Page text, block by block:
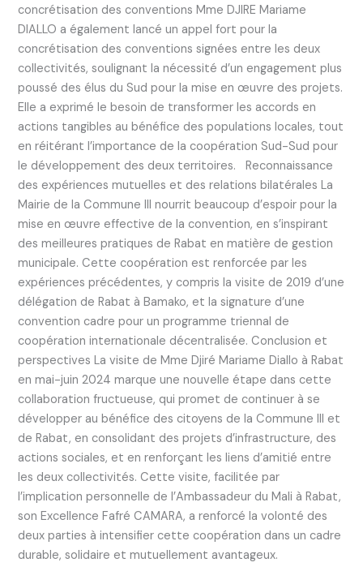
concrétisation des conventions Mme DJIRE Mariame
DIALLO a également lancé un appel fort pour la
concrétisation des conventions signées entre les deux
collectivités, soulignant la nécessité d’un engagement plus
poussé des élus du Sud pour la mise en œuvre des projets.
Elle a exprimé le besoin de transformer les accords en
actions tangibles au bénéfice des populations locales, tout
en réitérant l’importance de la coopération Sud-Sud pour
le développement des deux territoires. Reconnaissance
des expériences mutuelles et des relations bilatérales La
Mairie de la Commune III nourrit beaucoup d’espoir pour la
mise en œuvre effective de la convention, en s’inspirant
des meilleures pratiques de Rabat en matière de gestion
municipale. Cette coopération est renforcée par les
expériences précédentes, y compris la visite de 2019 d’une
délégation de Rabat à Bamako, et la signature d’une
convention cadre pour un programme triennal de
coopération internationale décentralisée. Conclusion et
perspectives La visite de Mme Djiré Mariame Diallo à Rabat
en mai-juin 2024 marque une nouvelle étape dans cette
collaboration fructueuse, qui promet de continuer à se
développer au bénéfice des citoyens de la Commune III et
de Rabat, en consolidant des projets d’infrastructure, des
actions sociales, et en renforçant les liens d’amitié entre
les deux collectivités. Cette visite, facilitée par
l’implication personnelle de l’Ambassadeur du Mali à Rabat,
son Excellence Fafré CAMARA, a renforcé la volonté des
deux parties à intensifier cette coopération dans un cadre
durable, solidaire et mutuellement avantageux.